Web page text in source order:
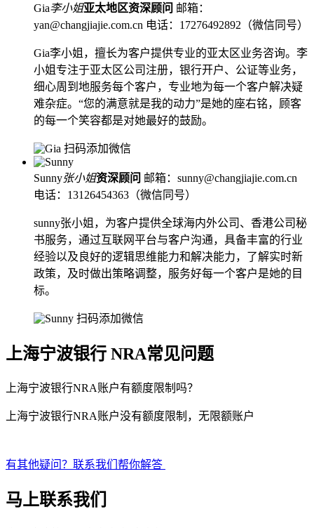
Gia李小姐亚太地区资深顾问 邮箱：
yan@changjiajie.com.cn 电话：17276492892（微信同号）
Gia李小姐，擅长为客户提供专业的亚太区业务咨询。李
小姐专注于亚太区公司注册，银行开户、公证等业务，
细心周到地服务每个客户，专业地为每一个客户解决疑
难杂症。“您的满意就是我的动力”是她的座右铭，顾客
的每一个笑容都是对她最好的鼓励。
扫码添加微信
Sunny张小姐资深顾问 邮箱：sunny@changjiajie.com.cn
电话：13126454363（微信同号）
sunny张小姐，为客户提供全球海内外公司、香港公司秘
书服务，通过互联网平台与客户沟通，具备丰富的行业
经验以及良好的逻辑思维能力和解决能力，了解实时新
政策，及时做出策略调整，服务好每一个客户是她的目
标。
扫码添加微信
上海宁波银行 NRA常见问题
上海宁波银行NRA账户有额度限制吗？
上海宁波银行NRA账户没有额度限制，无限额账户
有其他疑问？联系我们帮你解答
马上联系我们